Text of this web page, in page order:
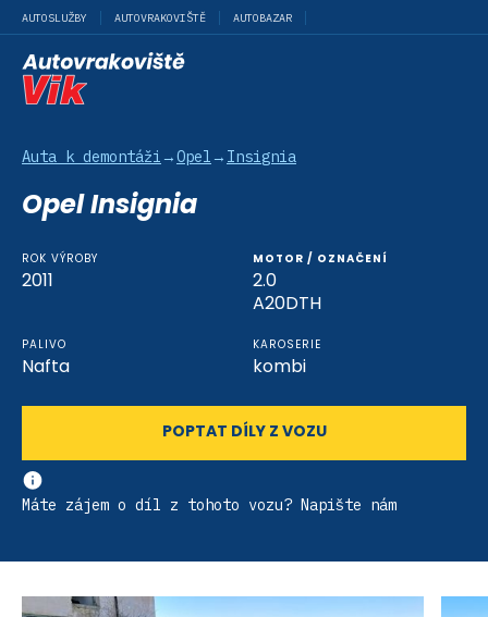
AUTOSLUŽBY AUTOVRAKOVIŠTĚ AUTOBAZAR
Auta k demontáži →Opel → Insignia
Opel Insignia
ROK VÝROBY
2011
MOTOR / OZNAČENÍ
2.0
A20DTH
PALIVO
Nafta
KAROSERIE
kombi
POPTAT DÍLY Z VOZU
Máte zájem o díl z tohoto vozu? Napište nám